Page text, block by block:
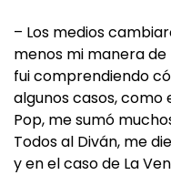
– Los medios
menos mi manera
fui comprendiendo
algunos casos, como
Pop, me sumó
Todos al Diván, me
y en el caso de La